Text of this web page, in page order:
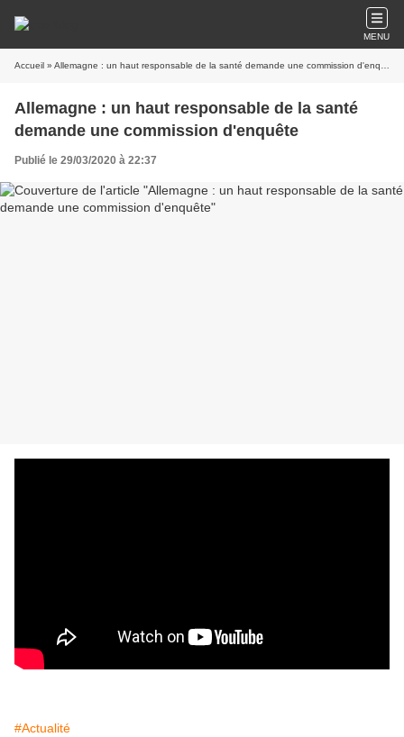
MENU
Accueil » Allemagne : un haut responsable de la santé demande une commission d'enquête
Allemagne : un haut responsable de la santé
demande une commission d'enquête
Publié le 29/03/2020 à 22:37
#Actualité